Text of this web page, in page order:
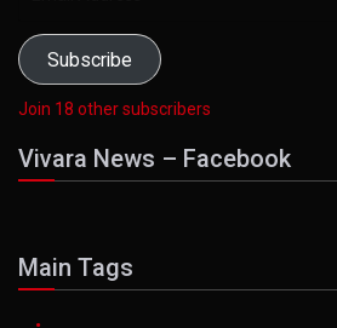
Subscribe
Join 18 other subscribers
Vivara News – Facebook
Main Tags